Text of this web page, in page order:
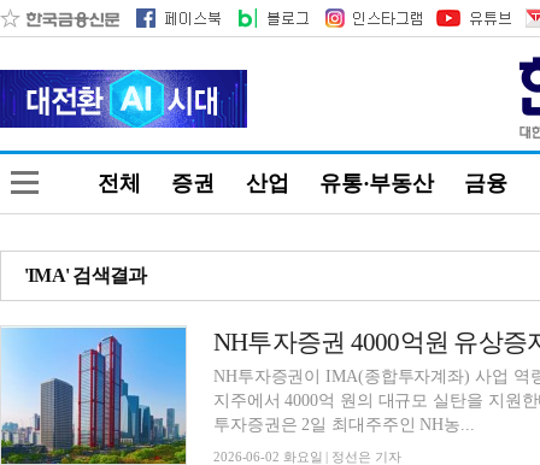
전체 증권 산업 유통·부동산 금융
'IMA' 검색결과
NH투자증권 4000억원 유상
NH투자증권이 IMA(종합투자계좌) 사업 역
지주에서 4000억 원의 대규모 실탄을 지원
투자증권은 2일 최대주주인 NH농...
2026-06-02 화요일 | 정선은 기자